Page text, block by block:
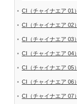
CI（チャイナエア 01）
CI（チャイナエア 02）
CI（チャイナエア 03）
CI（チャイナエア 04）
CI（チャイナエア 05）
CI（チャイナエア 06）
CI（チャイナエア 07）